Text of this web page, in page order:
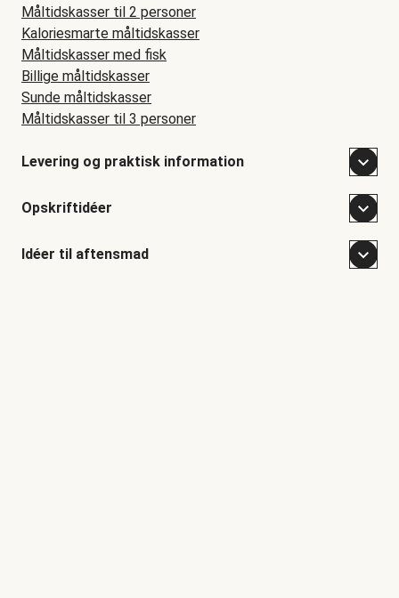
Måltidskasser til 2 personer
Kaloriesmarte måltidskasser
Måltidskasser med fisk
Billige måltidskasser
Sunde måltidskasser
Måltidskasser til 3 personer
Levering og praktisk information
Opskriftidéer
Idéer til aftensmad